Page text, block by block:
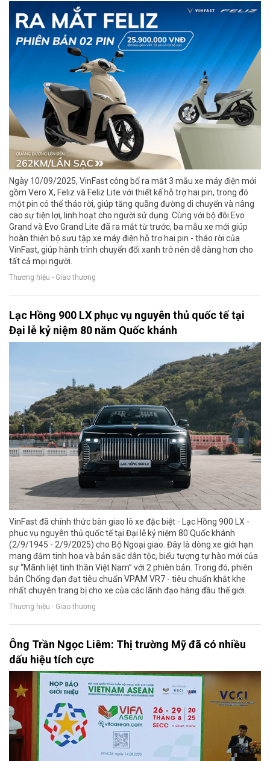
Ngày 10/09/2025, VinFast công bố ra mắt 3 mẫu xe máy điện mới
gồm Vero X, Feliz và Feliz Lite với thiết kế hỗ trợ hai pin, trong đó
một pin có thể tháo rời, giúp tăng quãng đường di chuyển và nâng
cao sự tiện lợi, linh hoạt cho người sử dụng. Cùng với bộ đôi Evo
Grand và Evo Grand Lite đã ra mắt từ trước, ba mẫu xe mới giúp
hoàn thiện bộ sưu tập xe máy điện hỗ trợ hai pin - tháo rời của
VinFast, giúp hành trình chuyển đổi xanh trở nên dễ dàng hơn cho
tất cả mọi người.
Thương hiệu - Giao thương
Lạc Hồng 900 LX phục vụ nguyên thủ quốc tế tại
Đại lễ kỷ niệm 80 năm Quốc khánh
VinFast đã chính thức bàn giao lô xe đặc biệt - Lạc Hồng 900 LX -
phục vụ nguyên thủ quốc tế tại Đại lễ kỷ niệm 80 Quốc khánh
(2/9/1945 - 2/9/2025) cho Bộ Ngoại giao. Đây là dòng xe giới hạn
mang đậm tinh hoa và bản sắc dân tộc, biểu tượng tự hào mới của
sự “Mãnh liệt tinh thần Việt Nam” với 2 phiên bản. Trong đó, phiên
bản Chống đạn đạt tiêu chuẩn VPAM VR7 - tiêu chuẩn khắt khe
nhất chuyên trang bị cho xe của các lãnh đạo hàng đầu thế giới.
Thương hiệu - Giao thương
Ông Trần Ngọc Liêm: Thị trường Mỹ đã có nhiều
dấu hiệu tích cực